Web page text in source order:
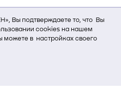
Вы подтверждаете то, что Вы
cookies на нашем
можете в настройках своего
предоставить Вам
которые сохраняются
о местоположении; ip-адрес;